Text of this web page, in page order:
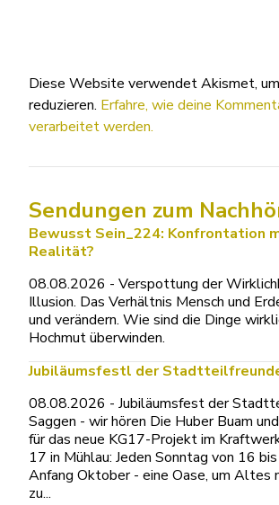
Diese Website verwendet Akismet,
reduzieren. Erfahre, wie deine
verarbeitet werden.
Sendungen zum
Bewusst Sein_224: Konfrontation
Realität?
08.08.2026 - Verspottung der
Illusion. Das Verhältnis Mensch und
und verändern. Wie sind die Dinge
Hochmut überwinden.
Jubiläumsfestl der
08.08.2026 - Jubiläumsfest der
Saggen - wir hören Die Huber Buam
für das neue KG17-Projekt im
17 in Mühlau: Jeden Sonntag von 16
Anfang Oktober - eine Oase, um Altes
zu...